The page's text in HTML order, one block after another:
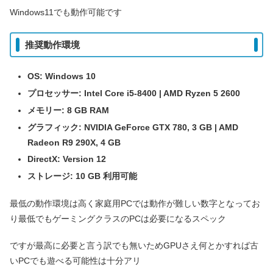
Windows11でも動作可能です
推奨動作環境
OS: Windows 10
プロセッサー: Intel Core i5-8400 | AMD Ryzen 5 2600
メモリー: 8 GB RAM
グラフィック: NVIDIA GeForce GTX 780, 3 GB | AMD
Radeon R9 290X, 4 GB
DirectX: Version 12
ストレージ: 10 GB 利用可能
最低の動作環境は高く家庭用PCでは動作が難しい数字となってお
り最低でもゲーミングクラスのPCは必要になるスペック
ですが最高に必要と言う訳でも無いためGPUさえ何とかすれば古
いPCでも遊べる可能性は十分アリ